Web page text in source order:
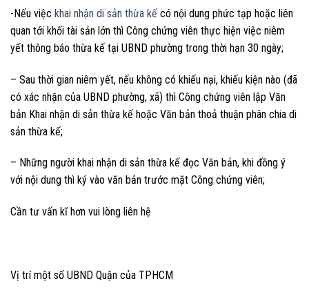
-Nếu việc khai nhận di sản thừa kế có nội dung phức tạp hoặc liên
quan tới khối tài sản lớn thì Công chứng viên thực hiện việc niêm
yết thông báo thừa kế tại UBND phường trong thời hạn 30 ngày;
– Sau thời gian niêm yết, nếu không có khiếu nại, khiếu kiện nào (đã
có xác nhận của UBND phường, xã) thì Công chứng viên lập Văn
bản Khai nhận di sản thừa kế hoặc Văn bản thoả thuận phân chia di
sản thừa kế;
– Những người khai nhận di sản thừa kế đọc Văn bản, khi đồng ý
với nội dung thì ký vào văn bản trước mặt Công chứng viên;
Cần tư vấn kĩ hơn vui lòng liên hệ
Vị trí một số UBND Quận của TPHCM